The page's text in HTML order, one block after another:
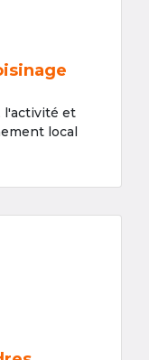
l'activité et
local